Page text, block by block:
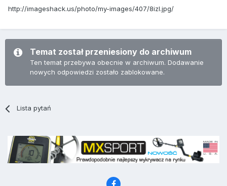
http://imageshack.us/photo/my-images/407/8izl.jpg/
Temat został przeniesiony do archiwum
Ten temat przebywa obecnie w archiwum. Dodawanie
nowych odpowiedzi zostało zablokowane.
Lista pytań